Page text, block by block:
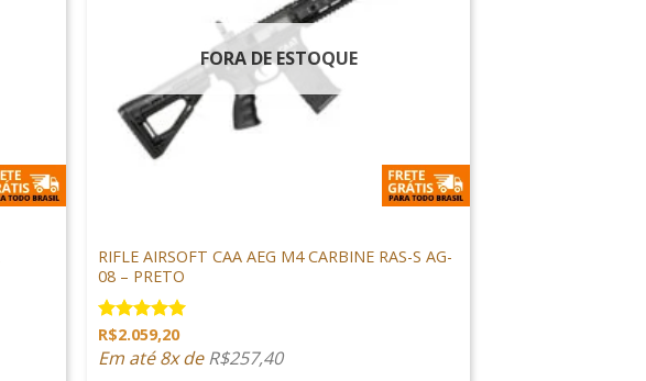
FORA DE ESTOQUE
RIFLE AIRSOFT CAA AEG M4 CARBINE RAS-S AG-
08 – PRETO
Avaliação
5.00 de 5
R$2.059,20
Em até 8x deR$257,40